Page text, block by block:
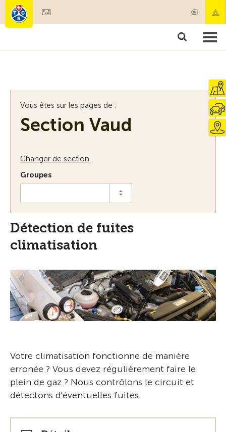
Membres & prestations
Vous êtes sur les pages de :
Section Vaud
Changer de section
Groupes
Détection de fuites
climatisation
Votre climatisation fonctionne de manière
erronée ? Vous devez régulièrement faire le
plein de gaz ? Nous contrôlons le circuit et
détectons d'éventuelles fuites.